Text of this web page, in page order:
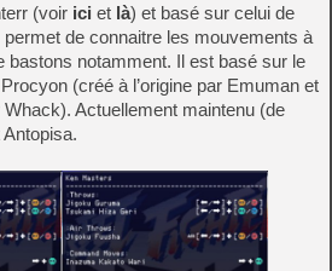
(voir ici et là) et basé sur celui de
de connaitre les mouvements à
bastons notamment. Il est basé sur le
(créé à l’origine par Emuman et
Actuellement maintenu (de
Antopisa.